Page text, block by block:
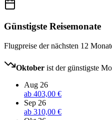
Günstigste Reisemonate
Flugpreise der nächsten 12
Oktober ist der günstigste
Aug 26
ab 403,00 €
Sep 26
ab 310,00 €